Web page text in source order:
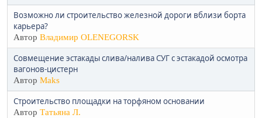
Возможно ли строительство железной дороги вблизи борта
карьера?
Автор Владимир OLENEGORSK
Совмещение эстакады слива/налива СУГ с эстакадой осмотра
вагонов-цистерн
Автор Maks
Строительство площадки на торфяном основании
Автор Татьяна Л.